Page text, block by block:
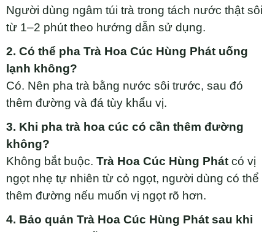
Người dùng ngâm túi trà trong tách nước thật sôi
từ 1–2 phút theo hướng dẫn sử dụng.
2. Có thể pha Trà Hoa Cúc Hùng Phát uống
lạnh không?
Có. Nên pha trà bằng nước sôi trước, sau đó
thêm đường và đá tùy khẩu vị.
3. Khi pha trà hoa cúc có cần thêm đường
không?
Không bắt buộc. Trà Hoa Cúc Hùng Phát có vị
ngọt nhẹ tự nhiên từ cỏ ngọt, người dùng có thể
thêm đường nếu muốn vị ngọt rõ hơn.
4. Bảo quản Trà Hoa Cúc Hùng Phát sau khi